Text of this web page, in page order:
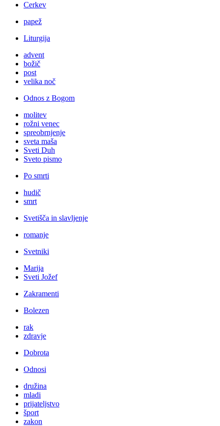
Cerkev
papež
Liturgija
advent
božič
post
velika noč
Odnos z Bogom
molitev
rožni venec
spreobrnjenje
sveta maša
Sveti Duh
Sveto pismo
Po smrti
hudič
smrt
Svetišča in slavljenje
romanje
Svetniki
Marija
Sveti Jožef
Zakramenti
Bolezen
rak
zdravje
Dobrota
Odnosi
družina
mladi
prijateljstvo
šport
zakon